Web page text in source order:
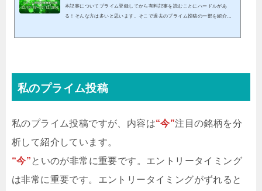
本記事についてプライム登録してから有料記事を読むことにハードルがあ
る！そんな方は多いと思います。そこで過去のプライム投稿の一部を紹介致
私のプライム投稿
私のプライム投稿ですが、内容は“今”注目の銘柄を分
析して紹介しています。
“今”といのが非常に重要です。エントリータイミング
は非常に重要です。エントリータイミングがずれると